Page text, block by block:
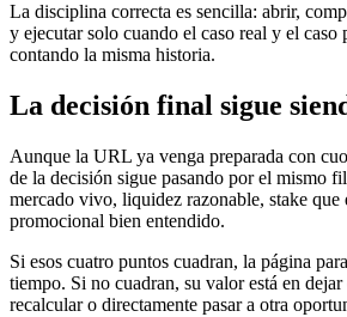
La disciplina correcta es sencilla: abrir,
y ejecutar solo cuando el caso real y el caso
contando la misma historia.
La decisión final sigue
Aunque la URL ya venga preparada con
de la decisión sigue pasando por el mismo
mercado vivo, liquidez razonable, stake que
promocional bien entendido.
Si esos cuatro puntos cuadran, la página
tiempo. Si no cuadran, su valor está en
recalcular o directamente pasar a otra